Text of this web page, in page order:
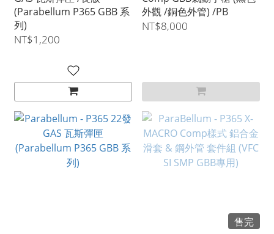
(Parabellum P365 GBB 系
列)
NT$1,200
外觀 /銅色外管) /PB
NT$8,000
售完